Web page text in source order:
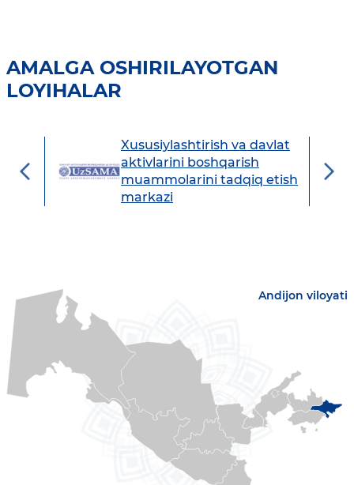
AMALGA OSHIRILAYOTGAN
LOYIHALAR
Xususiylashtirish va davlat
aktivlarini boshqarish
muammolarini tadqiq etish
markazi
Andijon viloyati